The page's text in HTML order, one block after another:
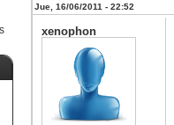
Jue, 16/06/2011 - 22:52
xenophon